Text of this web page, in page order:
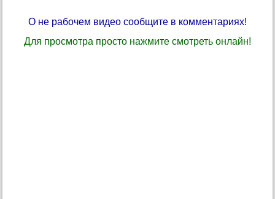
О не рабочем видео сообщите в комментариях!
Для просмотра просто нажмите смотреть онлайн!